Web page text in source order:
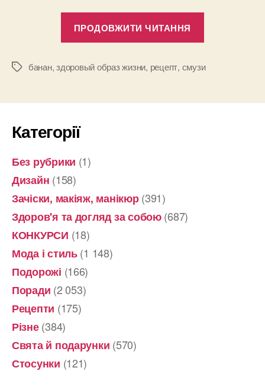
ПРОДОВЖИТИ ЧИТАННЯ
смузи”
Позначки
банан,здоровый образ жизни, рецепт, смузи
Категорії
Без рубрики (1)
Дизайн (158)
Зачіски, макіяж, манікюр(391)
Здоров'я та догляд за собою(687)
КОНКУРСИ (18)
Мода і стиль(1 148)
Подорожі (166)
Поради (2 053)
Рецепти (175)
Різне(384)
Свята й подарунки (570)
Стосунки (121)